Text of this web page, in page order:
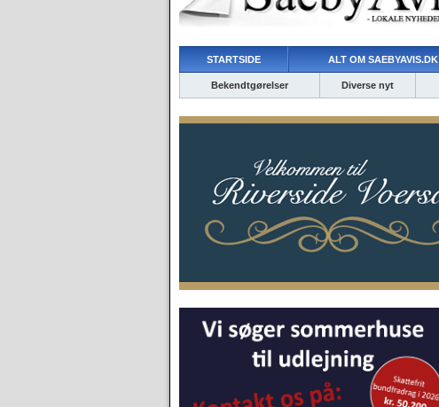
STARTSIDE ALT OM SAEBYAVIS.DK
Bekendtgørelser Diverse nyt